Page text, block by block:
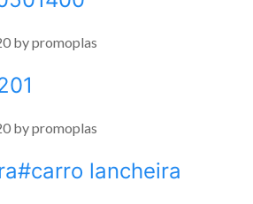
bypromoplas
bypromoplas
lancheira